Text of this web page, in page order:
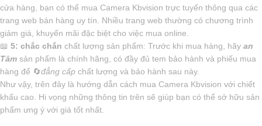
cửa hàng, bạn có thể mua Camera Kbvision trực tuyến thông qua các
trang web bán hàng uy tín. Nhiều trang web thường có chương trình
giảm giá, khuyến mãi đặc biệt cho việc mua online.
📖 5: chắc chắn chất lượng sản phẩm: Trước khi mua hàng, hãy an
Tâm sản phẩm là chính hãng, có đầy đủ tem bảo hành và phiếu mua
hàng để 🔄đẳng cấp chất lượng và bảo hành sau này.
Như vậy, trên đây là hướng dẫn cách mua Camera Kbvision với chiết
khấu cao. Hi vọng những thông tin trên sẽ giúp bạn có thể sở hữu sản
phẩm ưng ý với giá tốt nhất.